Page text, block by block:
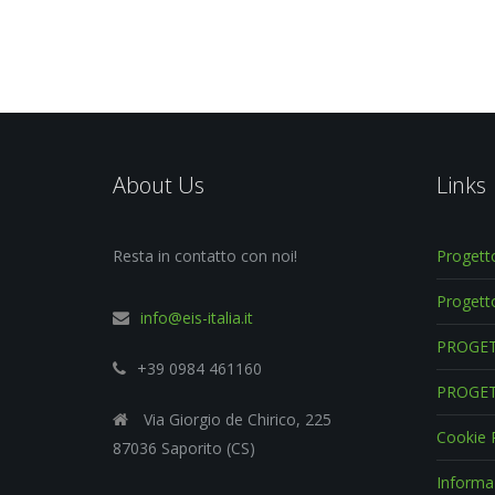
About Us
Resta in contatto con noi!
info@eis-italia.it
+39 0984 461160
Via Giorgio de Chirico, 225
87036 Saporito (CS)
Links
Cookie